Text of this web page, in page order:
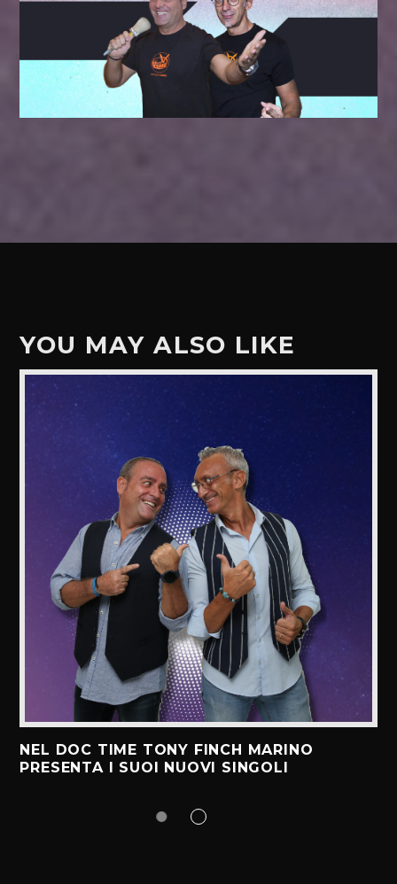
YOU MAY ALSO LIKE
NEL DOC TIME TONY FINCH MARINO
PRESENTA I SUOI NUOVI SINGOLI